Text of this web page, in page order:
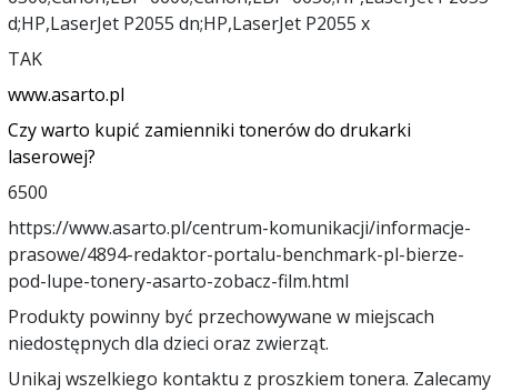
d;HP,LaserJet P2055 dn;HP,LaserJet P2055 x
TAK
www.asarto.pl
Czy warto kupić zamienniki tonerów do drukarki
laserowej?
6500
https://www.asarto.pl/centrum-komunikacji/informacje-
prasowe/4894-redaktor-portalu-benchmark-pl-bierze-
pod-lupe-tonery-asarto-zobacz-film.html
Produkty powinny być przechowywane w miejscach
niedostępnych dla dzieci oraz zwierząt.
Unikaj wszelkiego kontaktu z proszkiem tonera. Zalecamy